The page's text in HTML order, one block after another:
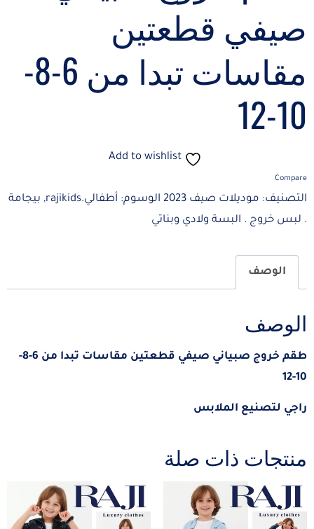
صيفي قطعتين
مقاسات تبدا من 6-8-
10-12
Add to wishlist
Compare
التصنيف: موديلات صيف 2023 الوسوم: أطفالي.rajikids , بيجامة
. لبس خروج . البسة ولادي وبناتي
الوصف
الوصف
طقم خروج صبياني صيفي قطعتين مقاسات تبدا من 6-8-
10-12
راجي لتصنيع الملابس
منتجات ذات صلة